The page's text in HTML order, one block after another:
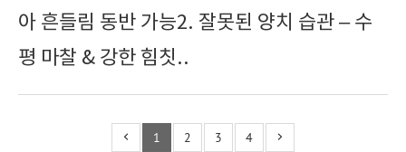
아 흔들림 동반 가능2. 잘못된 양치 습관 – 수
평 마찰 & 강한 힘칫..
1 2 3 4